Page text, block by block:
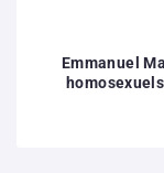
Emmanuel